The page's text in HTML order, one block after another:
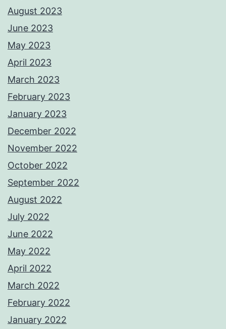
August 2023
June 2023
May 2023
April 2023
March 2023
February 2023
January 2023
December 2022
November 2022
October 2022
September 2022
August 2022
July 2022
June 2022
May 2022
April 2022
March 2022
February 2022
January 2022